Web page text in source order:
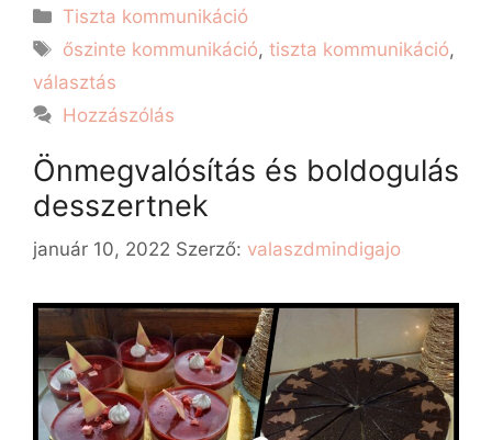
Tiszta kommunikáció
őszinte kommunikáció,tiszta kommunikáció,
választás
Hozzászólás
Önmegvalósítás és boldogulás
desszertnek
január 10, 2022 Szerző: valaszdmindigajo